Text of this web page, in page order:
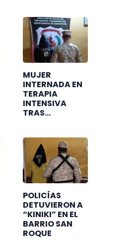
VALLEMÍ
MUJER
INTERNADA EN
TERAPIA
INTENSIVA
TRAS
POR
MOTOCICLISTA
EBRIO
POLICÍAS
DETUVIERON A
“KINIKI” EN EL
BARRIO SAN
ROQUE